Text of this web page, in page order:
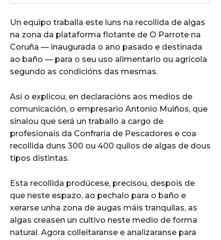
Un equipo traballa este luns na recollida de algas
na zona da plataforma flotante de O Parrote na
Coruña — inaugurada o ano pasado e destinada
ao baño — para o seu uso alimentario ou agrícola
segundo as condicións das mesmas.
Así o explicou, en declaracións aos medios de
comunicación, o empresario Antonio Muiños, que
sinalou que será un traballo a cargo de
profesionais da Confraría de Pescadores e coa
recollida duns 300 ou 400 quilos de algas de dous
tipos distintas.
Esta recollida prodúcese, precisou, despois de
que neste espazo, ao pechalo para o baño e
xerarse unha zona de augas máis tranquilas, as
algas creasen un cultivo neste medio de forma
natural. Agora colleitaranse e analizaranse para